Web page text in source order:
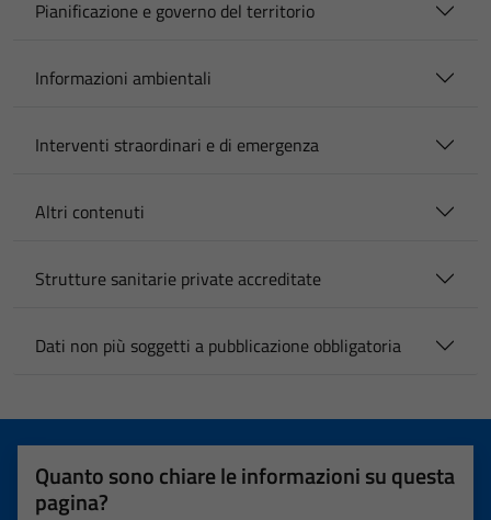
Pianificazione e governo del territorio
Informazioni ambientali
Interventi straordinari e di emergenza
Altri contenuti
Strutture sanitarie private accreditate
Dati non più soggetti a pubblicazione obbligatoria
Quanto sono chiare le informazioni su questa
pagina?